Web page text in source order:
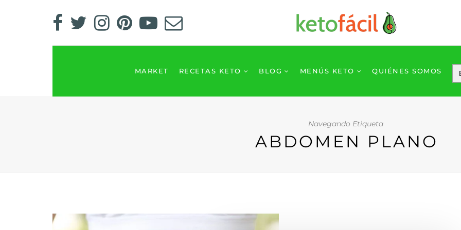
MARKET RECETAS KETO BLOG MENÚS KETO QUIÉNES SOMOS
Navegando Etiqueta
ABDOMEN PLANO